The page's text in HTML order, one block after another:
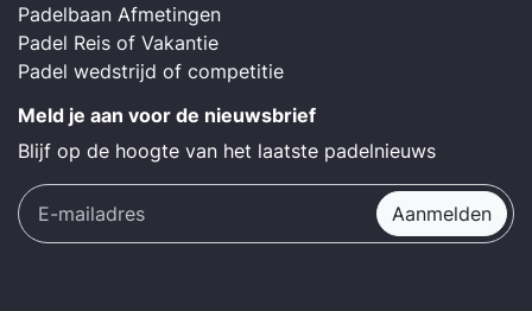
Padelbaan Afmetingen
Padel Reis of Vakantie
Padel wedstrijd of competitie
Meld je aan voor de nieuwsbrief
Blijf op de hoogte van het laatste padelnieuws
Aanmelden